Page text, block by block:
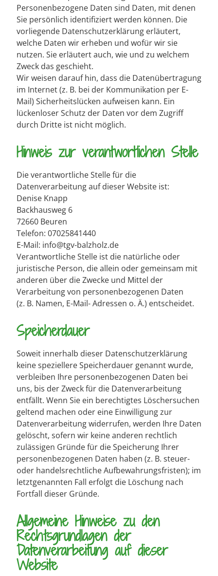
Personenbezogene Daten sind Daten, mit denen
Sie persönlich identifiziert werden können. Die
vorliegende Datenschutzerklärung erläutert,
welche Daten wir erheben und wofür wir sie
nutzen. Sie erläutert auch, wie und zu welchem
Zweck das geschieht.
Wir weisen darauf hin, dass die Datenübertragung
im Internet (z. B. bei der Kommunikation per E-
Mail) Sicherheitslücken aufweisen kann. Ein
lückenloser Schutz der Daten vor dem Zugriff
durch Dritte ist nicht möglich.
Hinweis zur verantwortlichen Stelle
Die verantwortliche Stelle für die
Datenverarbeitung auf dieser Website ist:
Denise Knapp
Backhausweg 6
72660 Beuren
Telefon: 07025841440
E-Mail: info@tgv-balzholz.de
Verantwortliche Stelle ist die natürliche oder
juristische Person, die allein oder gemeinsam mit
anderen über die Zwecke und Mittel der
Verarbeitung von personenbezogenen Daten
(z. B. Namen, E-Mail- Adressen o. Ä.) entscheidet.
Speicherdauer
Soweit innerhalb dieser Datenschutzerklärung
keine speziellere Speicherdauer genannt wurde,
verbleiben Ihre personenbezogenen Daten bei
uns, bis der Zweck für die Datenverarbeitung
entfällt. Wenn Sie ein berechtigtes Löschersuchen
geltend machen oder eine Einwilligung zur
Datenverarbeitung widerrufen, werden Ihre Daten
gelöscht, sofern wir keine anderen rechtlich
zulässigen Gründe für die Speicherung Ihrer
personenbezogenen Daten haben (z. B. steuer-
oder handelsrechtliche Aufbewahrungsfristen); im
letztgenannten Fall erfolgt die Löschung nach
Fortfall dieser Gründe.
Allgemeine Hinweise zu den
Rechtsgrundlagen der
Datenverarbeitung auf dieser
Website